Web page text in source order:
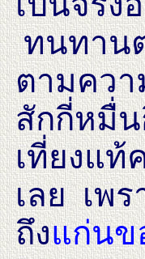
ทนทานต่
ตามควา
สักกี่หมื่
เที่ยงแท้
เลย เพ
ถึงแก่นข